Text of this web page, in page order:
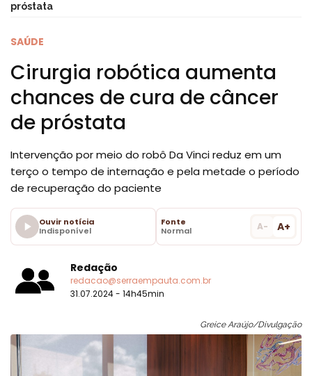
próstata
SAÚDE
Cirurgia robótica aumenta
chances de cura de câncer
de próstata
Intervenção por meio do robô Da Vinci reduz em um
terço o tempo de internação e pela metade o período
de recuperação do paciente
Ouvir notícia
Indisponível
Fonte
Normal
A- A+
Redação
redacao@serraempauta.com.br
31.07.2024 - 14h45min
Greice Araújo/Divulgação